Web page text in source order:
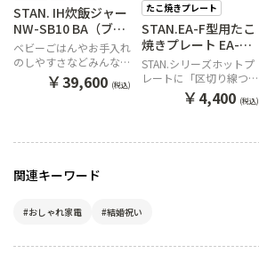
STAN. IH炊飯ジャー
NW-SB10 BA（ブラ
ック）
ベビーごはんやお手入れ
のしやすさなどみんなに
優しい、IH炊飯ジャー。
￥39,600 (税込)
たこ焼きプレート
STAN.EA-F型用たこ
焼きプレート EA-
YF01 J
STAN.シリーズホットプ
レートに「区切り線つき
たこ焼きプレート」が新
￥4,400 (税込)
関連キーワード
#おしゃれ家電 #結婚祝い